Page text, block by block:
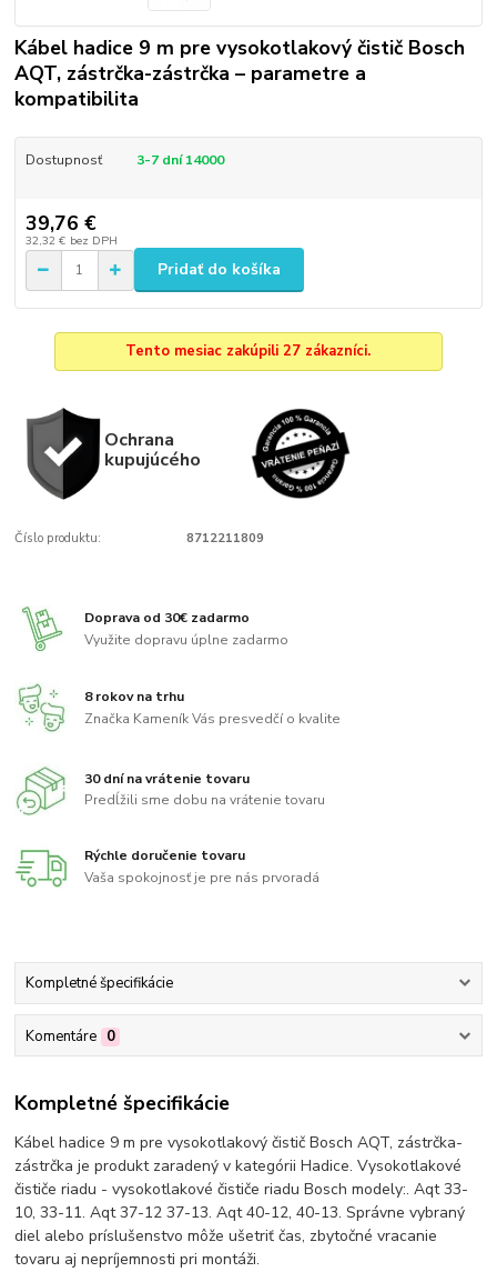
Kábel hadice 9 m pre vysokotlakový čistič Bosch
AQT, zástrčka-zástrčka – parametre a
kompatibilita
Dostupnosť 3-7 dní 14000
39,76 €
32,32 € bez DPH
Pridať do košíka
Tento mesiac zakúpili 27 zákazníci.
Ochrana
kupujúcého
Číslo produktu: 8712211809
Doprava od 30€ zadarmo
Využite dopravu úplne zadarmo
8 rokov na trhu
Značka Kameník Vás presvedčí o kvalite
30 dní na vrátenie tovaru
Predĺžili sme dobu na vrátenie tovaru
Rýchle doručenie tovaru
Vaša spokojnosť je pre nás prvoradá
Kompletné špecifikácie
Komentáre 0
Kompletné špecifikácie
Kábel hadice 9 m pre vysokotlakový čistič Bosch AQT, zástrčka-
zástrčka je produkt zaradený v kategórii Hadice. Vysokotlakové
čističe riadu - vysokotlakové čističe riadu Bosch modely:. Aqt 33-
10, 33-11. Aqt 37-12 37-13. Aqt 40-12, 40-13. Správne vybraný
diel alebo príslušenstvo môže ušetriť čas, zbytočné vracanie
tovaru aj nepríjemnosti pri montáži.